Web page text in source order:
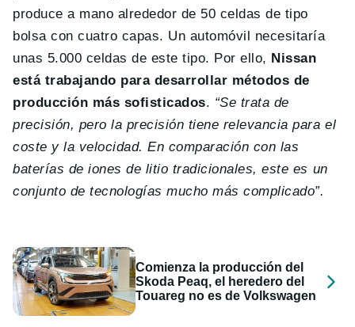
produce a mano alrededor de 50 celdas de tipo
bolsa con cuatro capas. Un automóvil necesitaría
unas 5.000 celdas de este tipo. Por ello, Nissan
está trabajando para desarrollar métodos de
producción más sofisticados. “Se trata de
precisión, pero la precisión tiene relevancia para el
coste y la velocidad. En comparación con las
baterías de iones de litio tradicionales, este es un
conjunto de tecnologías mucho más complicado”.
Comienza la producción del
Skoda Peaq, el heredero del
Touareg no es de Volkswagen